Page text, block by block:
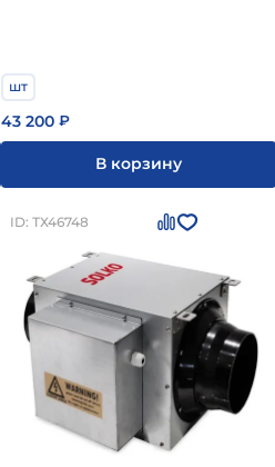
шт
43 200 ₽
В корзину
ID: ТХ46748